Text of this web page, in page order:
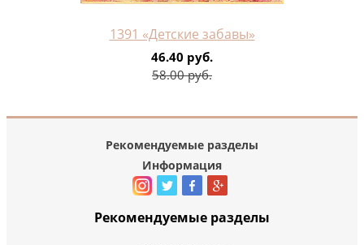
1391 «Детские забавы»
46.40 руб.
58.00 руб.
Рекомендуемые разделы
Информация
Рекомендуемые разделы